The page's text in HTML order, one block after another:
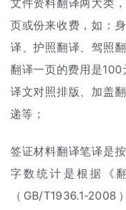
文件资料翻译两大类
页或份来收费，如：
译、护照翻译、驾照
翻译一页的费用是100
译文对照排版、加盖
递等；
签证材料翻译笔译是
字数统计是根据《
（GB/T1936.1-